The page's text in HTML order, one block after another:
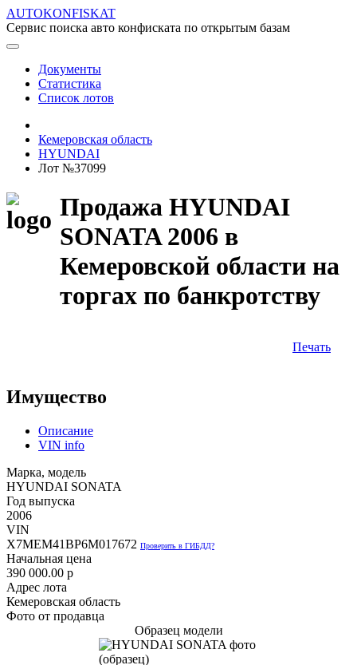
AUTOKONFISKAT
Сервис поиска авто конфиската по открытым базам
Документы
Статистика
Список лотов
Кемеровская область
HYUNDAI
Лот №37099
Продажа HYUNDAI
SONATA 2006 в
Кемеровской области на
торгах по банкротству
Печать
Имущество
Описание
VIN info
Марка, модель
HYUNDAI SONATA
Год выпуска
2006
VIN
X7MEM41BP6M017672 Проверить в ГИБДД?
Начальная цена
390 000.00 p
Адрес лота
Кемеровская область
Фото от продавца
Образец модели